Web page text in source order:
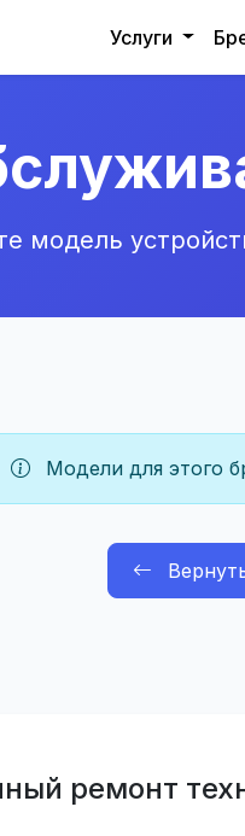
Услуги
модель
Модели для этого
ремонт